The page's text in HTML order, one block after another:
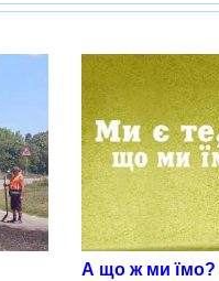
А що ж ми їмо?